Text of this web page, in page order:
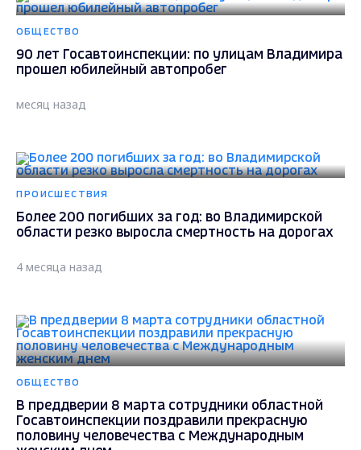
ОБЩЕСТВО
90 лет Госавтоинспекции: по улицам Владимира
прошел юбилейный автопробег
месяц назад
ПРОИСШЕСТВИЯ
Более 200 погибших за год: во Владимирской
области резко выросла смертность на дорогах
4 месяца назад
ОБЩЕСТВО
В преддверии 8 марта сотрудники областной
Госавтоинспекции поздравили прекрасную
половину человечества с Международным